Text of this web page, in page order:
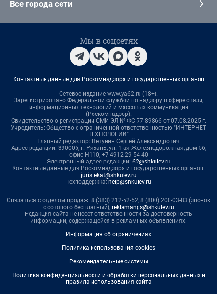
Все города сети
Мы в соцсетях
Контактные данные для Роскомнадзора и государственных органов
Сетевое издание www.ya62.ru (18+).
Зарегистрировано Федеральной службой по надзору в сфере связи,
информационных технологий и массовых коммуникаций
(Роскомнадзор).
Свидетельство о регистрации СМИ ЭЛ № ФС 77-89866 от 07.08.2025 г.
Учредитель: Общество с ограниченной ответственностью "ИНТЕРНЕТ
ТЕХНОЛОГИИ"
Главный редактор: Петунин Сергей Александрович
Адрес редакции: 390005, г. Рязань, ул. 1-ая Железнодорожная, дом 56,
офис Н110, +7-4912-29-54-40
Электронный адрес редакции: 62@shkulev.ru
Контактные данные для Роскомнадзора и государственных органов:
juristekat@shkulev.ru
Техподдержка: help@shkulev.ru
Связаться с отделом продаж: 8 (383) 212-52-52, 8 (800) 200-03-83 (звонок
с сотового бесплатный), reklamangs@shkulev.ru
Редакция сайта не несет ответственности за достоверность
информации, содержащейся в рекламных объявлениях.
Информация об ограничениях
Политика использования cookies
Рекомендательные системы
Политика конфиденциальности и обработки персональных данных и
правила использования сайта